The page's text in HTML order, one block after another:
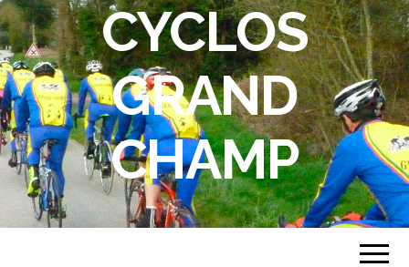
CYCLOS
GRAND
CHAMP